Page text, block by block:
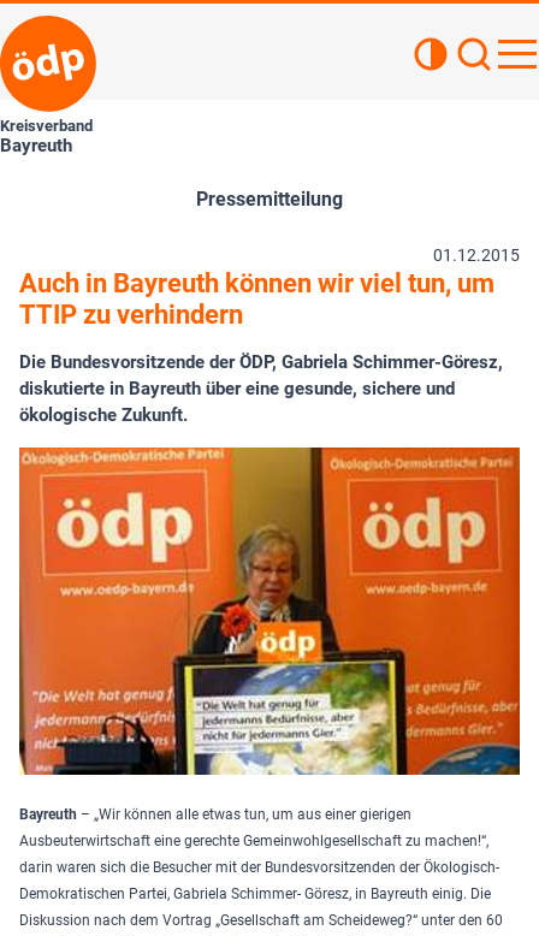
Kreisverband
Bayreuth
Pressemitteilung
01.12.2015
Auch in Bayreuth können wir viel tun, um
TTIP zu verhindern
Die Bundesvorsitzende der ÖDP, Gabriela Schimmer-Göresz,
diskutierte in Bayreuth über eine gesunde, sichere und
ökologische Zukunft.
Bayreuth – „Wir können alle etwas tun, um aus einer gierigen
Ausbeuterwirtschaft eine gerechte Gemeinwohlgesellschaft zu machen!“,
darin waren sich die Besucher mit der Bundesvorsitzenden der Ökologisch-
Demokratischen Partei, Gabriela Schimmer- Göresz, in Bayreuth einig. Die
Diskussion nach dem Vortrag „Gesellschaft am Scheideweg?“ unter den 60